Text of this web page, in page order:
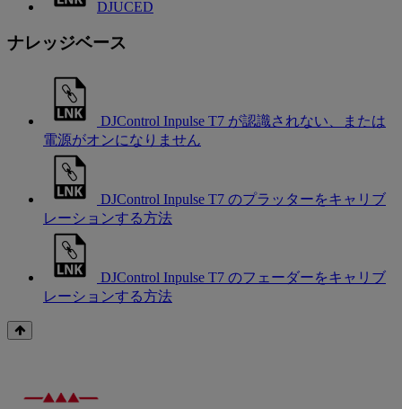
DJUCED
ナレッジベース
DJControl Inpulse T7 が認識されない、または
電源がオンになりません
DJControl Inpulse T7 のプラッターをキャリブ
レーションする方法
DJControl Inpulse T7 のフェーダーをキャリブ
レーションする方法